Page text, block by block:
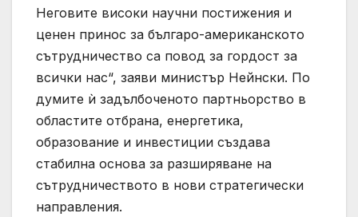
Неговите високи научни постижения и
ценен принос за българо-американското
сътрудничество са повод за гордост за
всички нас“, заяви министър Нейнски. По
думите ѝ задълбоченото партньорство в
областите отбрана, енергетика,
образование и инвестиции създава
стабилна основа за разширяване на
сътрудничеството в нови стратегически
направления.